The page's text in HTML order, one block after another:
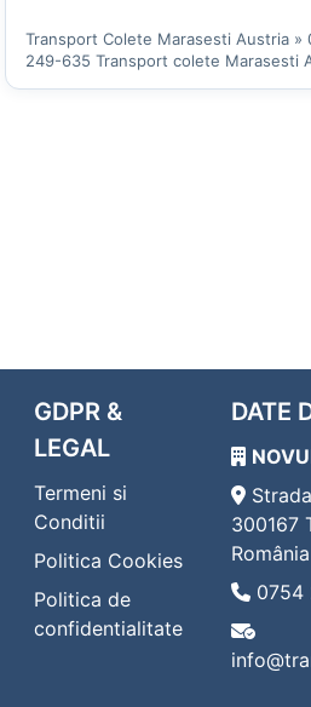
Transport Colete Marasesti Austria »
249-635 Transport colete Marasesti
Vezi detalii
GDPR &
LEGAL
Termeni si
Conditii
Politica Cookies
Politica de
confidentialitate
DATE
300167
România
0754